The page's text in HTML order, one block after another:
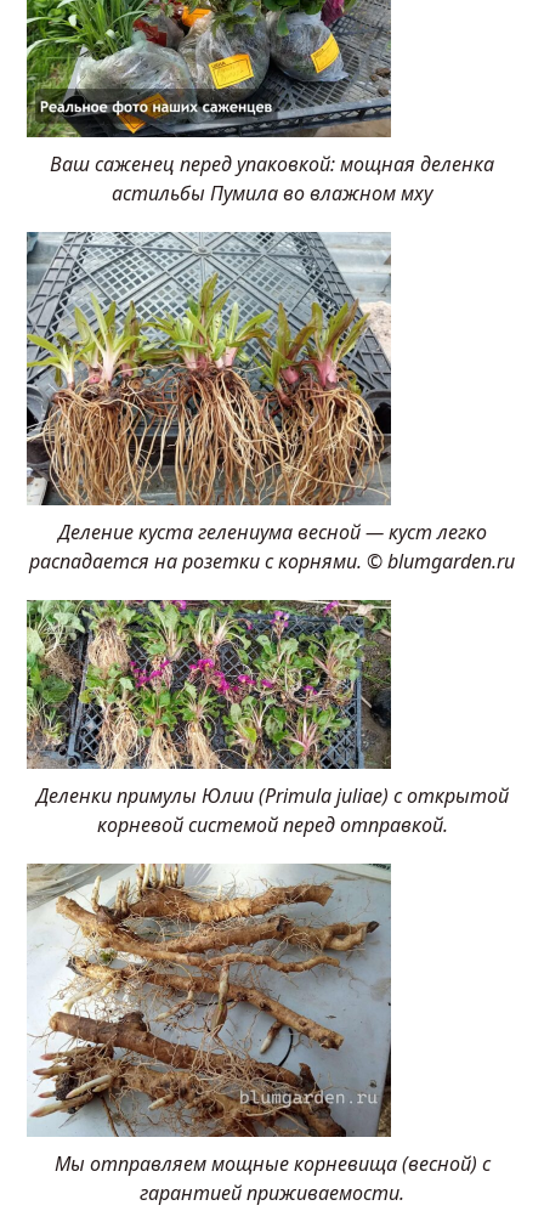
Ваш саженец перед упаковкой: мощная деленка
астильбы Пумила во влажном мху
Деление куста гелениума весной — куст легко
распадается на розетки с корнями. © blumgarden.ru
Деленки примулы Юлии (Primula juliae) с открытой
корневой системой перед отправкой.
Мы отправляем мощные корневища (весной) с
гарантией приживаемости.